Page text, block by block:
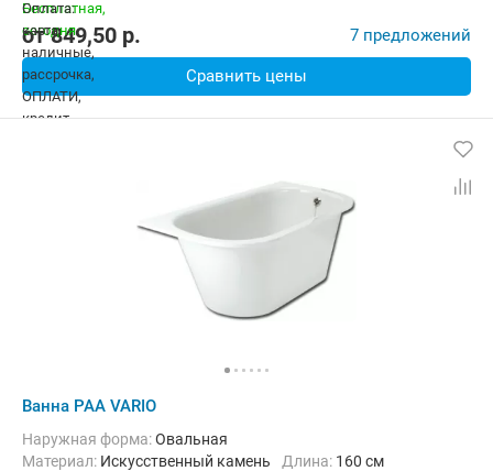
от849,50 p. 7 предложений
Сравнить цены
Ванна PAA VARIO
Наружная форма:Овальная
Материал: Искусственный камень Длина: 160 см